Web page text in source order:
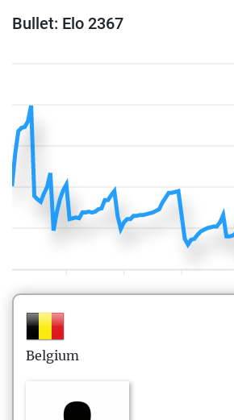
Bullet: Elo 2367
Belgium